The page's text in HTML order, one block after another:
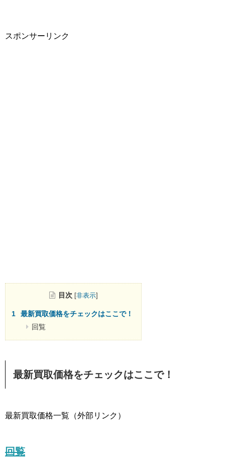
スポンサーリンク
目次 [非表示]
最新買取価格をチェックはここで！
回覧
最新買取価格をチェックはここで！
最新買取価格一覧（外部リンク）
回覧